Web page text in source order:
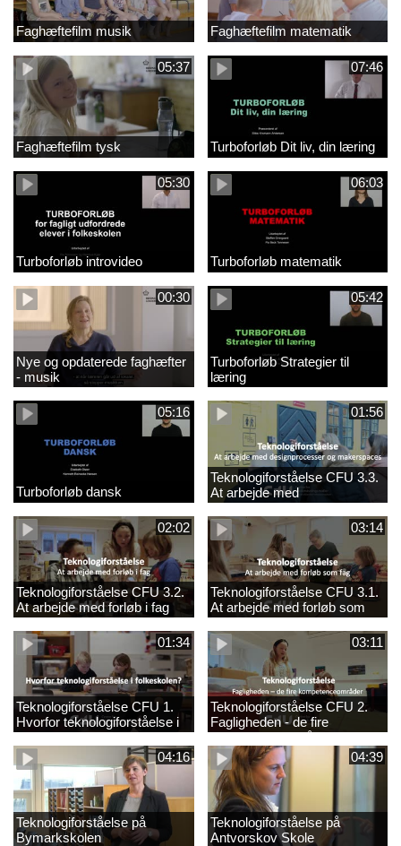
Faghæftefilm musik Faghæftefilm matematik
05:37
Faghæftefilm tysk
07:46
Turboforløb Dit liv, din læring
05:30
Turboforløb introvideo
06:03
Turboforløb matematik
00:30
Nye og opdaterede faghæfter
- musik
05:42
Turboforløb Strategier til
læring
05:16
Turboforløb dansk
01:56
Teknologiforståelse CFU 3.3.
At arbejde med
designprocesser og
makerspaces
02:02
Teknologiforståelse CFU 3.2.
At arbejde med forløb i fag
03:14
Teknologiforståelse CFU 3.1.
At arbejde med forløb som
fag
01:34
Teknologiforståelse CFU 1.
Hvorfor teknologiforståelse i
folkeskolen?
03:11
Teknologiforståelse CFU 2.
Fagligheden - de fire
kompetenceområder
04:16
Teknologiforståelse på
Bymarkskolen
04:39
Teknologiforståelse på
Antvorskov Skole